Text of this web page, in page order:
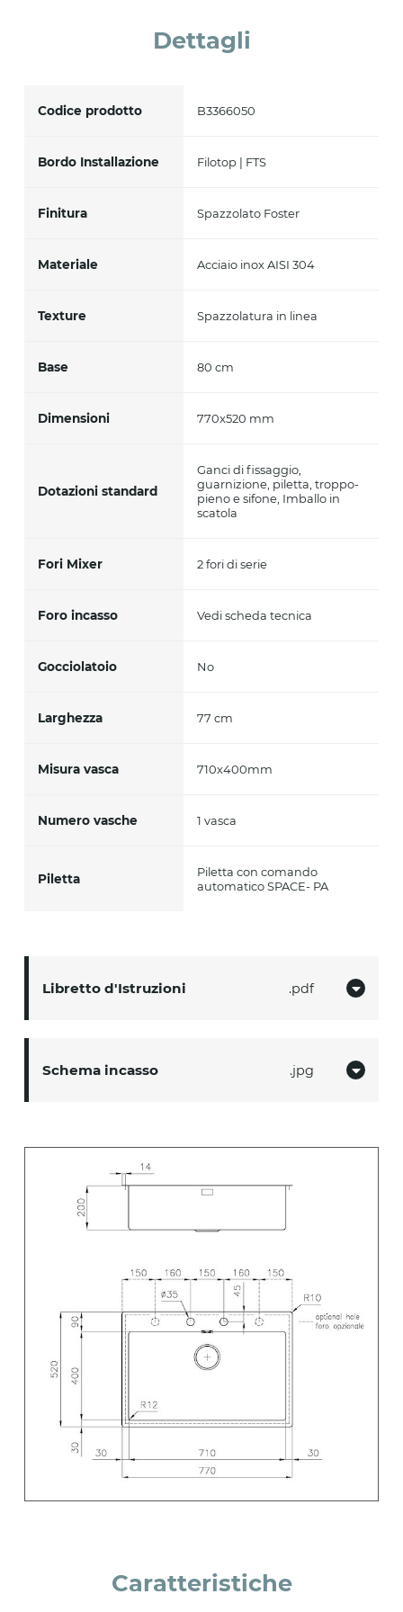
Dettagli
Libretto d'Istruzioni pdf
Schema incasso jpg
Codice prodotto B3366050
Bordo Installazione Filotop | FTS
Finitura Spazzolato Foster
Materiale Acciaio inox AISI 304
Texture Spazzolatura in linea
Base 80 cm
Dimensioni 770x520 mm
Dotazioni standard
Ganci di fissaggio,
guarnizione, piletta, troppo-
pieno e sifone, Imballo in
scatola
Fori Mixer 2 fori di serie
Foro incasso Vedi scheda tecnica
Gocciolatoio No
Larghezza 77 cm
Misura vasca 710x400mm
Numero vasche 1 vasca
Piletta
Piletta con comando
automatico SPACE- PA
Caratteristiche